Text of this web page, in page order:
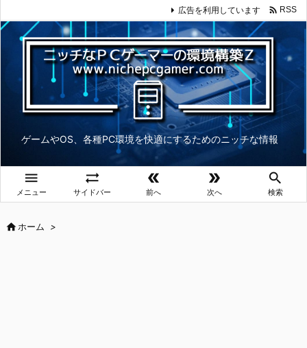
ゲームやOS、各種PC環境を快適にするためのニッチな情報

メニュー

サイドバー

前へ

次へ

検索
広告を利用しています  RSS
ホーム >